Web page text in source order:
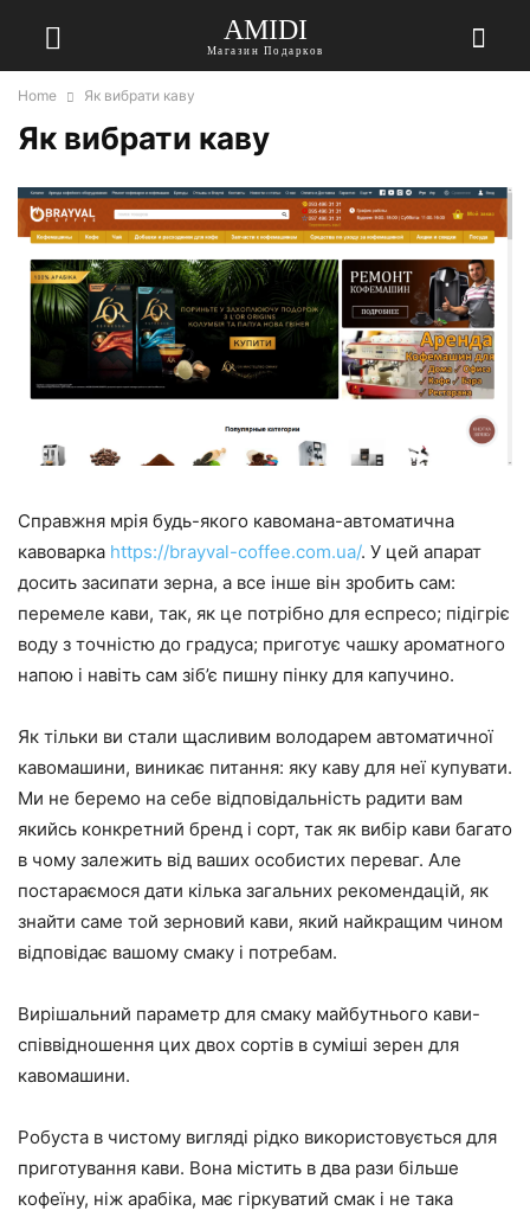
AMIDI
Магазин Подарков
Home Як вибрати каву
Як вибрати каву
Справжня мрія будь-якого кавомана-автоматична
кавоварка https://brayval-coffee.com.ua/. У цей апарат
досить засипати зерна, а все інше він зробить сам:
перемеле кави, так, як це потрібно для еспресо; підігріє
воду з точністю до градуса; приготує чашку ароматного
напою і навіть сам зіб’є пишну пінку для капучино.
Як тільки ви стали щасливим володарем автоматичної
кавомашини, виникає питання: яку каву для неї купувати.
Ми не беремо на себе відповідальність радити вам
якийсь конкретний бренд і сорт, так як вибір кави багато
в чому залежить від ваших особистих переваг. Але
постараємося дати кілька загальних рекомендацій, як
знайти саме той зерновий кави, який найкращим чином
відповідає вашому смаку і потребам.
Вирішальний параметр для смаку майбутнього кави-
співвідношення цих двох сортів в суміші зерен для
кавомашини.
Робуста в чистому вигляді рідко використовується для
приготування кави. Вона містить в два рази більше
кофеїну, ніж арабіка, має гіркуватий смак і не така